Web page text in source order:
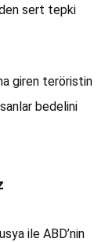
sert tepki
giren teröristin
bedelini
ile ABD’nin